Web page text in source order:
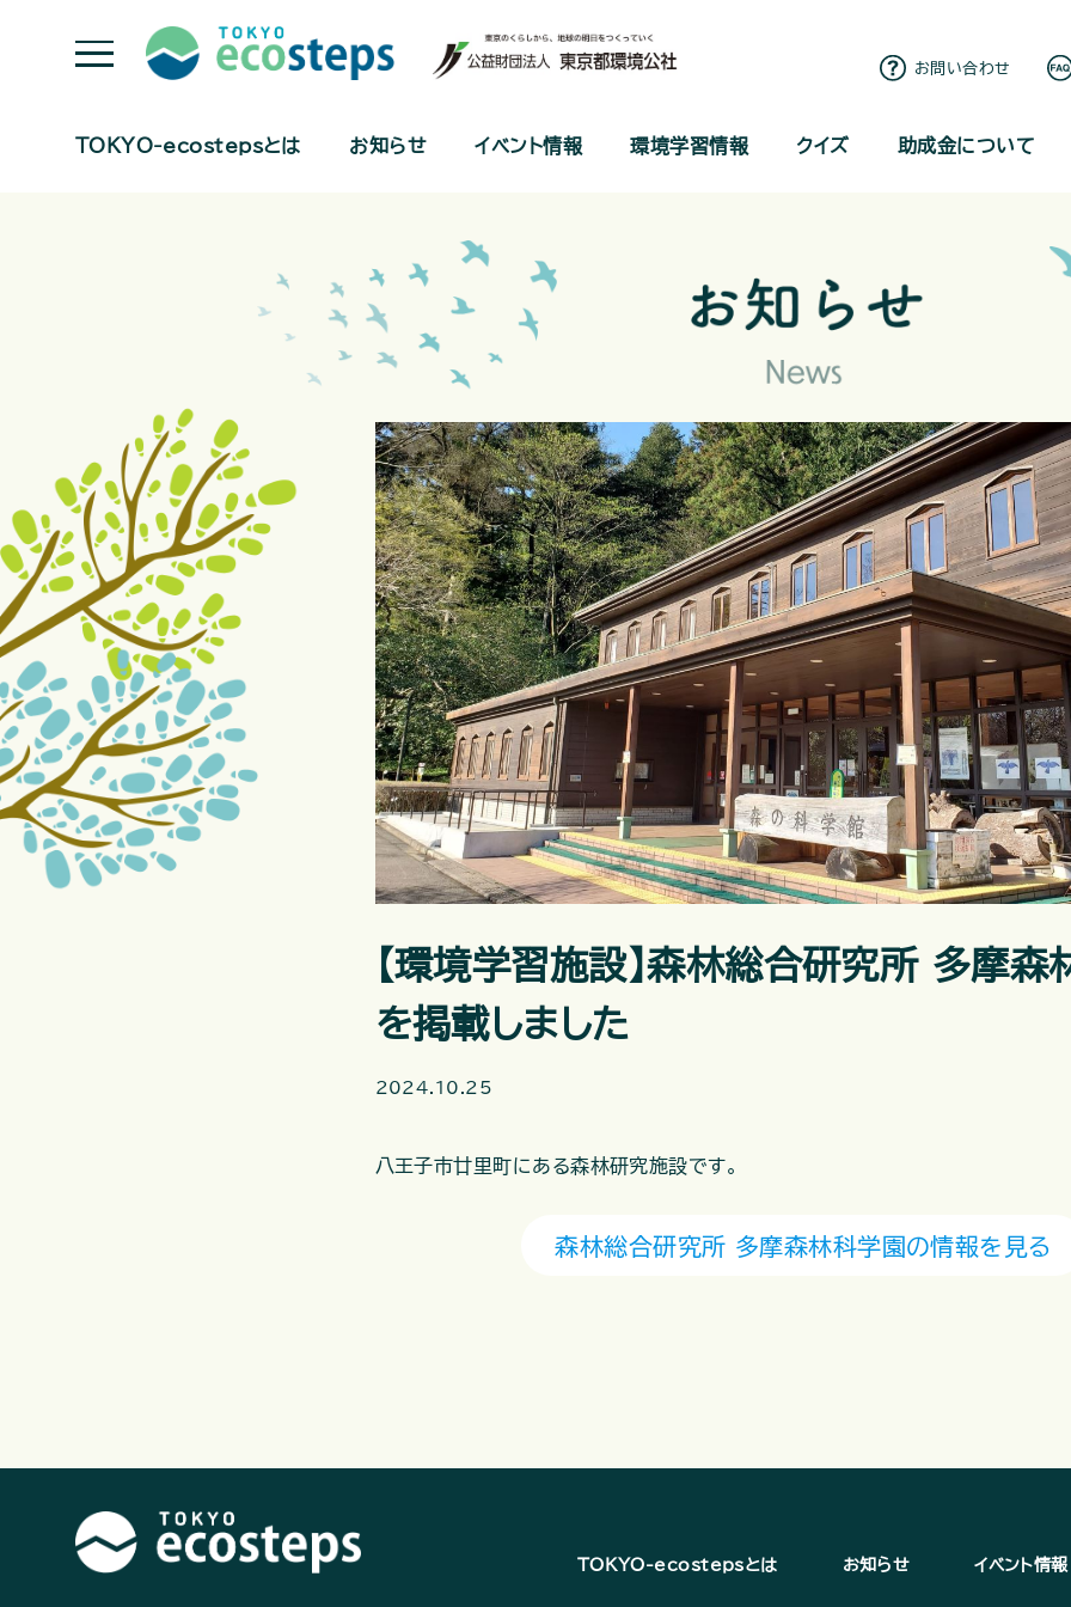
お問い合わせ
TOKYO-ecostepsとは お知らせ イベント情報 環境学習情報 クイズ 助成金について
【環境学習施設】森林総合研究所 多摩森
を掲載しました
2024.10.25
八王子市廿里町にある森林研究施設です。
森林総合研究所 多摩森林科学園の情報を見る
TOKYO-ecostepsとは お知らせ イベント情報